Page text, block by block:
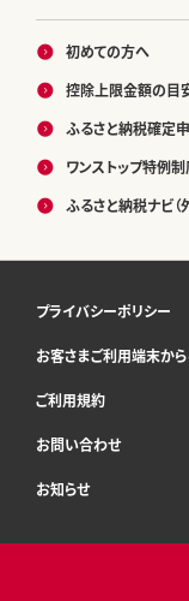
初めての方へ
控除上限金額の目
ふるさと納税確定
ワンストップ特例
ふるさと納税ナビ（
プライバシーポリシー
お客さまご利用端末か
ご利用規約
お問い合わせ
お知らせ